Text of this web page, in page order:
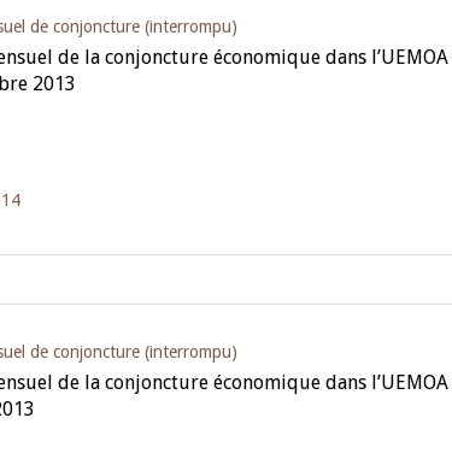
de conjoncture (interrompu)
de la conjoncture économique dans l’UEMOA
2013
de conjoncture (interrompu)
de la conjoncture économique dans l’UEMOA